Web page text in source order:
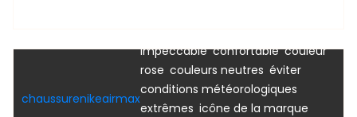
adidas gazelle femme
rose
chaussurenikeairmax
impeccable,confortable,couleur
rose couleurs neutres éviter
conditions météorologiques
extrêmes icône de la marque